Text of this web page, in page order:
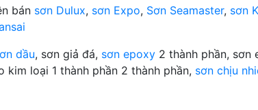
bán sơn Dulux, sơn Expo, Sơn Seamaster, sơn
dầu, sơn giả đá, sơn epoxy 2 thành phần, sơn
kim loại 1 thành phần 2 thành phần, sơn chịu